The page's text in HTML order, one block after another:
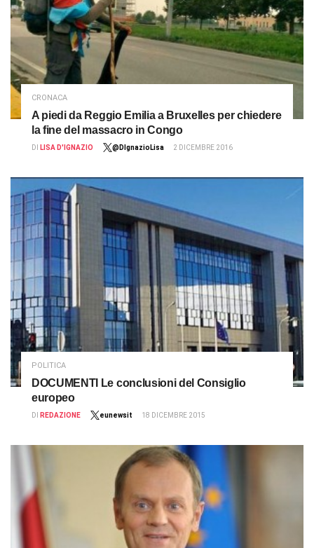
CRONACA
A piedi da Reggio Emilia a Bruxelles per chiedere
la fine del massacro in Congo
DI LISA D'IGNAZIO @DIgnazioLisa 2 DICEMBRE 2016
POLITICA
DOCUMENTI Le conclusioni del Consiglio
europeo
DI REDAZIONE eunewsit 18 DICEMBRE 2015